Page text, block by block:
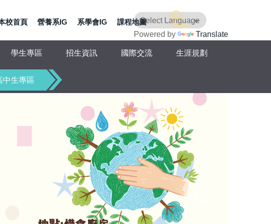
Search
Powered by Translate
校首頁 營養系IG 系學會IG 課程地圖
學生專區 招生資訊 國際交流 生涯規劃
中生專區